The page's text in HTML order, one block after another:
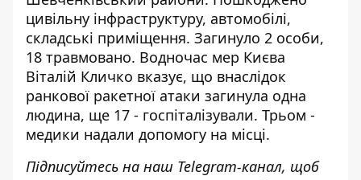
цивільну інфраструктуру, автомобілі,
складські приміщення. Загинуло 2 особи,
18 травмовано. Водночас мер Києва
Віталій Кличко вказує, що внаслідок
ранкової ракетної атаки загинула одна
людина, ще 17 - госпіталізували. Трьом -
медики надали допомогу на місці.
Підписуйтесь на наш Telegram-канал, щоб